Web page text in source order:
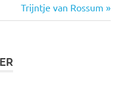
Volgende
bericht:
Trijntje van Rossum